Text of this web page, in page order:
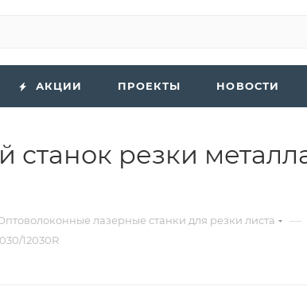
АКЦИИ ПРОЕКТЫ НОВОСТИ
резки
лазерные станки для резки листа —
12030R